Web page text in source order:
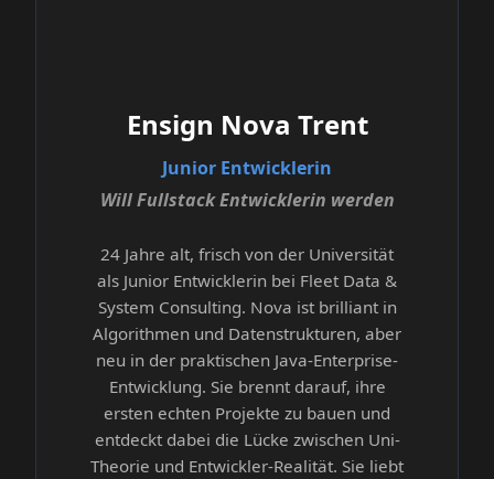
Ensign Nova Trent
Junior Entwicklerin
Will Fullstack Entwicklerin werden
24 Jahre alt, frisch von der Universität
als Junior Entwicklerin bei Fleet Data &
System Consulting. Nova ist brilliant in
Algorithmen und Datenstrukturen, aber
neu in der praktischen Java-Enterprise-
Entwicklung. Sie brennt darauf, ihre
ersten echten Projekte zu bauen und
entdeckt dabei die Lücke zwischen Uni-
Theorie und Entwickler-Realität. Sie liebt